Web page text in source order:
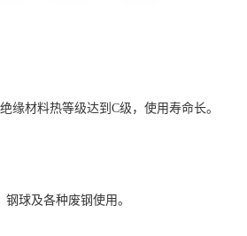
缘材料热等级达到C级，使用寿命长。
球及各种废钢使用。